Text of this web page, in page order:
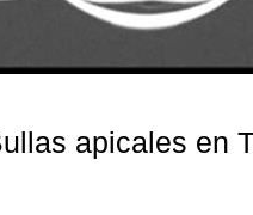
apicales en